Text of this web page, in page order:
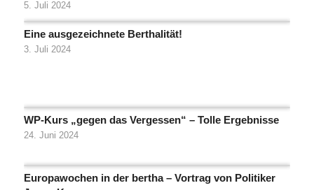
5. Juli 2024
Eine ausgezeichnete Berthalität!
3. Juli 2024
WP-Kurs „gegen das Vergessen“ – Tolle Ergebnisse
24. Juni 2024
Europawochen in der bertha – Vortrag von Politiker